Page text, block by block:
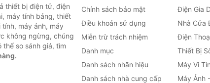
thiết bị điện tử, điện
máy tính bảng, thiết
máy ảnh, máy
không ngừng, chúng
so sánh giá, tìm
Chính sách bảo mật
Điều khoản sử dụng
Miễn trừ trách nhiệm
Danh mục
Danh sách nhãn hiệu
Danh sách nhà cung cấp
Điện Gia
Nhà Cửa
Điện
Thiết Bị
Máy Vi
Máy Ảnh